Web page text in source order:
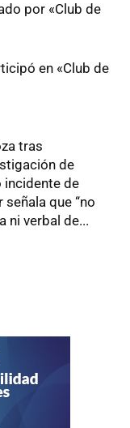
por «Club de
en «Club de
tras
de
incidente de
que “no
ni verbal de...